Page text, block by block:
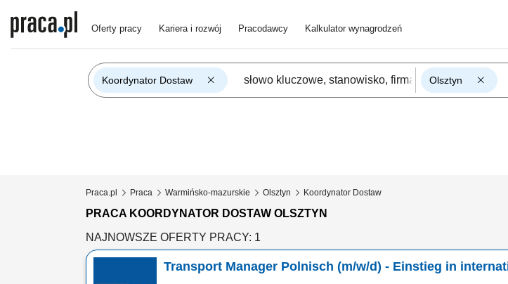
Oferty pracy Kariera i rozwój Pracodawcy Kalkulator wynagrodzeń
Koordynator Dostaw Olsztyn
Praca.pl Praca Warmińsko-mazurskie Olsztyn Koordynator Dostaw
PRACA KOORDYNATOR DOSTAW OLSZTYN
NAJNOWSZE OFERTY PRACY: 1
Transport Manager Polnisch (m/w/d) - Einstieg in